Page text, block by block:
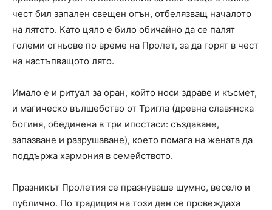
чест бил запален свещен огън, отбелязващ началото
на лятото. Като цяло е било обичайно да се палят
големи огньове по време на Пролет, за да горят в чест
на настъпващото лято.
Имало е и ритуал за оран, който носи здраве и късмет,
и магическо вълшебство от Тригла (древна славянска
богиня, обединена в три ипостаси: създаване,
запазване и разрушаване), което помага на жената да
поддържа хармония в семейството.
Празникът Пролетия се празнуваше шумно, весело и
публично. По традиция на този ден се провеждаха